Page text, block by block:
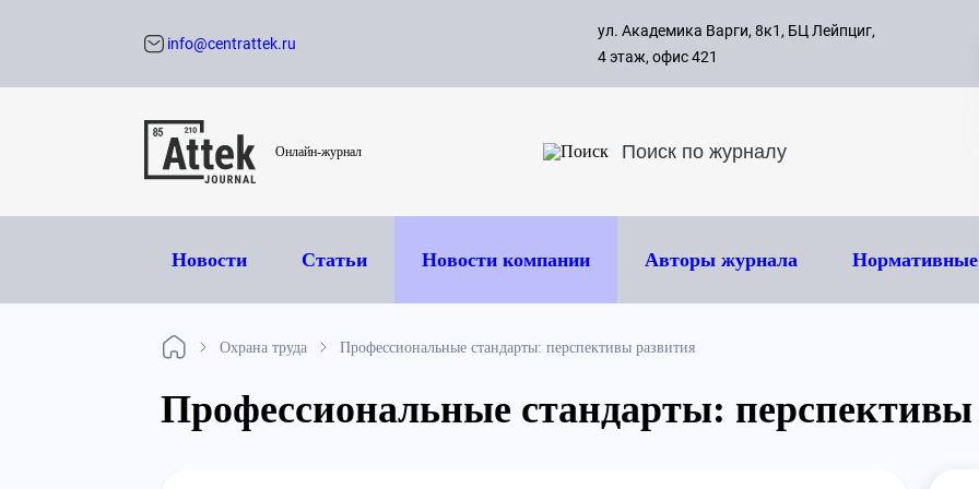
с 09:00
8 495
info@centrattek.ru
ул. Академика Варги, 8к1, БЦ Лейпциг,
4 этаж, офис 421
Онлайн-журнал
Новости Статьи Новости компании Авторы журнала
Охрана труда Профессиональные стандарты: перспективы развития
Профессиональные стандарты: перспективы